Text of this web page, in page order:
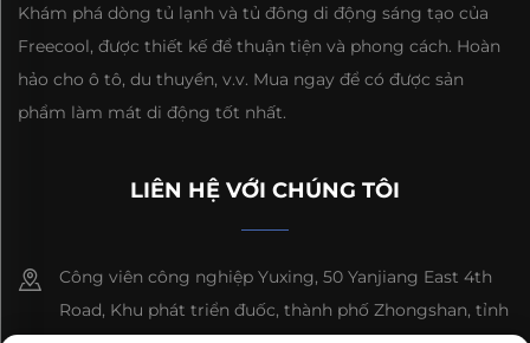
Khám phá dòng tủ lạnh và tủ đông di động sáng tạo của
Freecool, được thiết kế để thuận tiện và phong cách. Hoàn
hảo cho ô tô, du thuyền, v.v. Mua ngay để có được sản
phẩm làm mát di động tốt nhất.
LIÊN HỆ VỚI CHÚNG TÔI
Công viên công nghiệp Yuxing, 50 Yanjiang East 4th
Road, Khu phát triển đuốc, thành phố Zhongshan, tỉnh